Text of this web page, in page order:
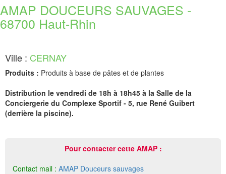
AMAP DOUCEURS SAUVAGES -
68700 Haut-Rhin
Ville : CERNAY
Produits : Produits à base de pâtes et de plantes
Distribution le vendredi de 18h à 18h45 à la Salle de la
Conciergerie du Complexe Sportif - 5, rue René Guibert
(derrière la piscine).
Pour contacter cette AMAP :
Contact mail : AMAP Douceurs sauvages